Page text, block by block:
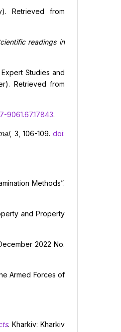
Retrieved from
readings in
Studies and
Retrieved from
9061.67.17843.
, 3, 106-109.doi:
Methods”.
and Property
2022 No.
Armed Forces of
. Kharkiv: Kharkiv